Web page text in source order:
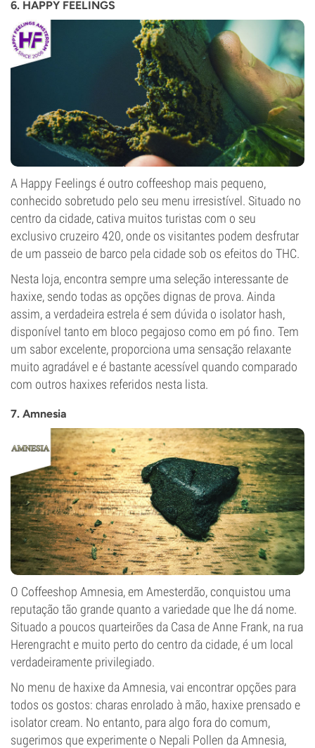
6. HAPPY FEELINGS
A Happy Feelings é outro coffeeshop mais pequeno,
conhecido sobretudo pelo seu menu irresistível. Situado no
centro da cidade, cativa muitos turistas com o seu
exclusivo cruzeiro 420, onde os visitantes podem desfrutar
de um passeio de barco pela cidade sob os efeitos do THC.
Nesta loja, encontra sempre uma seleção interessante de
haxixe, sendo todas as opções dignas de prova. Ainda
assim, a verdadeira estrela é sem dúvida o isolator hash,
disponível tanto em bloco pegajoso como em pó fino. Tem
um sabor excelente, proporciona uma sensação relaxante
muito agradável e é bastante acessível quando comparado
com outros haxixes referidos nesta lista.
7. Amnesia
O Coffeeshop Amnesia, em Amesterdão, conquistou uma
reputação tão grande quanto a variedade que lhe dá nome.
Situado a poucos quarteirões da Casa de Anne Frank, na rua
Herengracht e muito perto do centro da cidade, é um local
verdadeiramente privilegiado.
No menu de haxixe da Amnesia, vai encontrar opções para
todos os gostos: charas enrolado à mão, haxixe prensado e
isolator cream. No entanto, para algo fora do comum,
sugerimos que experimente o Nepali Pollen da Amnesia,